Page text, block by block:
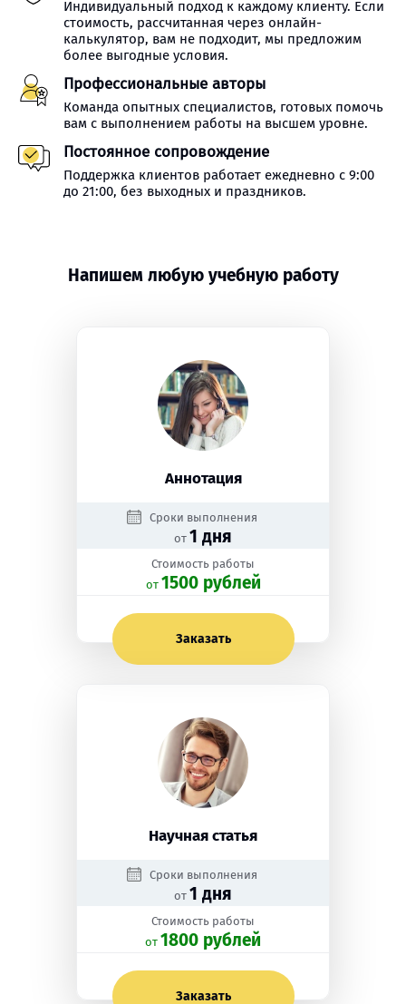
Индивидуальный подход к каждому клиенту. Если
стоимость, рассчитанная через онлайн-
калькулятор, вам не подходит, мы предложим
более выгодные условия.
Профессиональные авторы
Команда опытных специалистов, готовых помочь
вам с выполнением работы на высшем уровне.
Постоянное сопровождение
Поддержка клиентов работает ежедневно с 9:00
до 21:00, без выходных и праздников.
Напишем любую учебную работу
Аннотация
Сроки выполнения
от 1 дня
Стоимость работы
oт 1500 рублей
Заказать
Научная статья
Сроки выполнения
от 1 дня
Стоимость работы
oт 1800 рублей
Заказать